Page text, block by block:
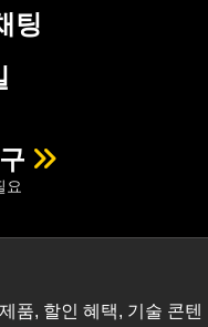
팅
요
품, 할인 혜택, 기술 콘텐